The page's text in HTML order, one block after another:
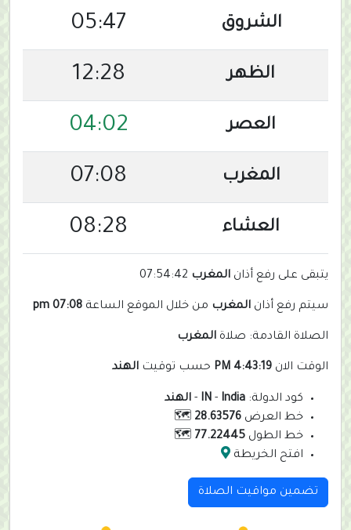
الشروق 05:47
الظهر 12:28
العصر 04:02
المغرب 07:08
العشاء 08:28
يتبقى على رفع أذان المغرب 07:54:42
سيتم رفع أذان المغرب من خلال الموقع الساعة 07:08 pm
الصلاة القادمة: صلاة المغرب
الوقت الان 4:43:19 PM حسب توقيت الهند
كود الدولة: IN - India
- الهند
خط العرض 28.63576
🗺️
خط الطول 77.22445
🗺️
افتح الخريطة
تضمين مواقيت الصلاة